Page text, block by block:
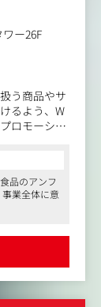
ー26F
う商品やサ
るよう、W
ロモーショ
品のアンフ
業全体に意
も高く、ラ